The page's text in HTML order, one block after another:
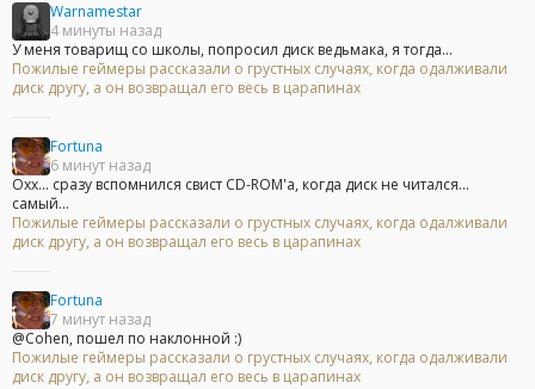
Warnamestar
4 минуты назад
У меня товарищ со школы, попросил диск ведьмака, я тогда...
Пожилые геймеры рассказали о грустных случаях, когда одалживали
диск другу, а он возвращал его весь в царапинах
Fortuna
6 минут назад
Охх... сразу вспомнился свист CD-ROM'а, когда диск не читался...
самый...
Пожилые геймеры рассказали о грустных случаях, когда одалживали
диск другу, а он возвращал его весь в царапинах
Fortuna
7 минут назад
@Cohen, пошел по наклонной :)
Пожилые геймеры рассказали о грустных случаях, когда одалживали
диск другу, а он возвращал его весь в царапинах